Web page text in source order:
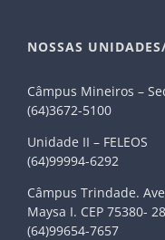
NOSSAS
Câmpus Mineiros –
(64)3672-5100
Unidade II – FELEOS
(64)99994-6292
Câmpus Trindade.
Maysa I. CEP 75380-
(64)99654-7657